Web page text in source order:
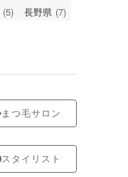
(5) 長野県 (7)
まつ毛サロン
スタイリスト